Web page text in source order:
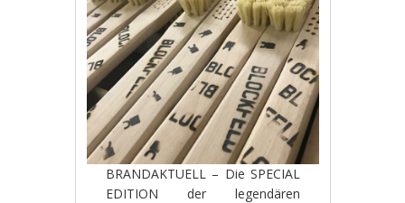
BRANDAKTUELL – Die SPECIAL
EDITION der legendären